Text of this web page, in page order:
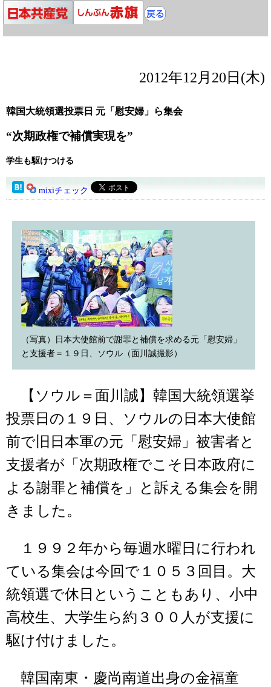
2012年12月20日(木)
韓国大統領選投票日 元「慰安婦」ら集会
“次期政権で補償実現を”
学生も駆けつける
mixiチェック
（写真）日本大使館前で謝罪と補償を求める元「慰安婦」
と支援者＝１９日、ソウル（面川誠撮影）
【ソウル＝面川誠】韓国大統領選挙
投票日の１９日、ソウルの日本大使館
前で旧日本軍の元「慰安婦」被害者と
支援者が「次期政権でこそ日本政府に
よる謝罪と補償を」と訴える集会を開
きました。
１９９２年から毎週水曜日に行われ
ている集会は今回で１０５３回目。大
統領選で休日ということもあり、小中
高校生、大学生ら約３００人が支援に
駆け付けました。
韓国南東・慶尚南道出身の金福童